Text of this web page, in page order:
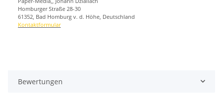
Homburger Straße 28-30
61352, Bad Homburg v. d. Höhe, Deutschland
Kontaktformular
Bewertungen